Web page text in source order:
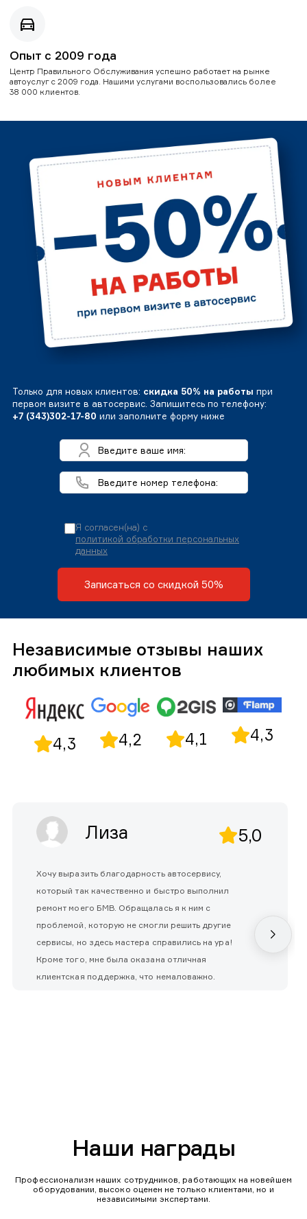
Опыт с 2009 года
Центр Правильного Обслуживания успешно работает на рынке
автоуслуг с 2009 года. Нашими услугами воспользовались более
38 000 клиентов.
Только для новых клиентов: скидка 50% на работы при
первом визите в автосервис. Запишитесь по телефону:
+7 (343)302-17-80 или заполните форму ниже
Я согласен(на) с
политикой обработки персональных
данных
Записаться со скидкой 50%
Независимые отзывы наших
любимых клиентов
4,3 4,2 4,1 4,3
Лиза 5,0
Хочу выразить благодарность автосервису,
который так качественно и быстро выполнил
ремонт моего БМВ. Обращалась я к ним с
проблемой, которую не смогли решить другие
сервисы, но здесь мастера справились на ура!
Кроме того, мне была оказана отличная
клиентская поддержка, что немаловажно.
Наши награды
Профессионализм наших сотрудников, работающих на новейшем
оборудовании, высоко оценен не только клиентами, но и
независимыми экспертами.